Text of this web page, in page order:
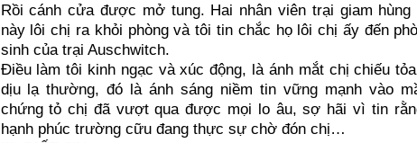
Rồi cánh cửa được mở tung. Hai nhân viên trại giam
này lôi chị ra khỏi phòng và tôi tin chắc họ lôi chị ấy đến
sinh của trại Auschwitch.
Điều làm tôi kinh ngạc và xúc động, là ánh mắt chị chiếu
dịu lạ thường, đó là ánh sáng niềm tin vững mạnh vào
chứng tỏ chị đã vượt qua được mọi lo âu, sợ hãi vì tin
hạnh phúc trường cữu đang thực sự chờ đón chị…